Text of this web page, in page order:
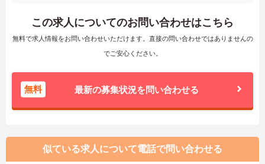
この求人についてのお問い合わせはこちら
無料で求人情報をお問い合わせいただけます。直接の問い合わせではありませんの
でご安心ください。
無料 最新の募集状況を問い合わせる
似ている求人について電話で問い合わせる